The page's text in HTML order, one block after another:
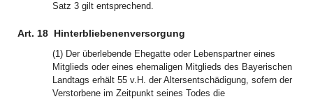
Satz 3 gilt entsprechend.
Art. 18 Hinterbliebenenversorgung
(1) Der überlebende Ehegatte oder Lebenspartner eines
Mitglieds oder eines ehemaligen Mitglieds des Bayerischen
Landtags erhält 55 v.H. der Altersentschädigung, sofern der
Verstorbene im Zeitpunkt seines Todes die